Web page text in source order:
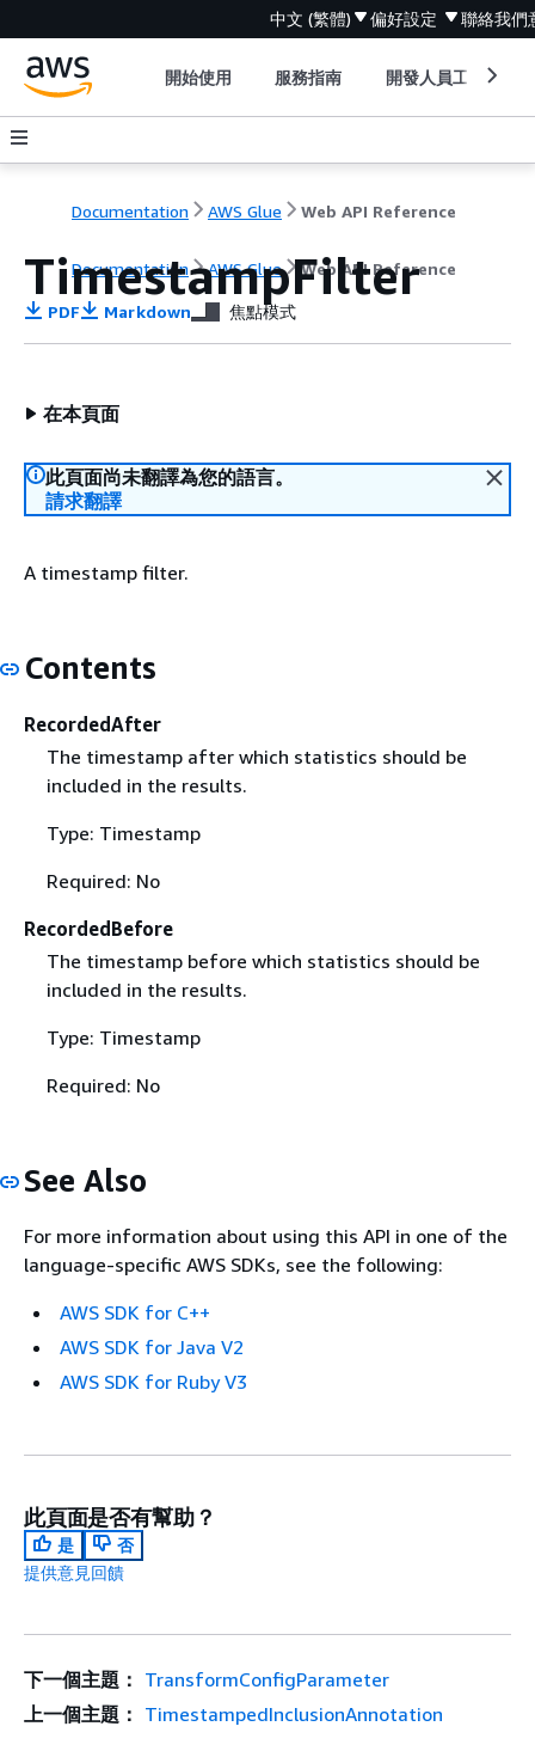
中文 (繁體) 偏好設定 聯絡我們
開始使用 服務指南 開發人員工具
Documentation AWS Glue Web API Reference
Documentation AWS Glue Web API Reference
TimestampFilter
PDF Markdown 焦點模式
在本頁面
此頁面尚未翻譯為您的語言。
請求翻譯
A timestamp filter.
Contents
RecordedAfter
The timestamp after which statistics should be
included in the results.
Type: Timestamp
Required: No
RecordedBefore
The timestamp before which statistics should be
included in the results.
Type: Timestamp
Required: No
See Also
For more information about using this API in one of the
language-specific AWS SDKs, see the following:
AWS SDK for C++
AWS SDK for Java V2
AWS SDK for Ruby V3
此頁面是否有幫助？
是
否
提供意見回饋
下一個主題： TransformConfigParameter
上一個主題： TimestampedInclusionAnnotation